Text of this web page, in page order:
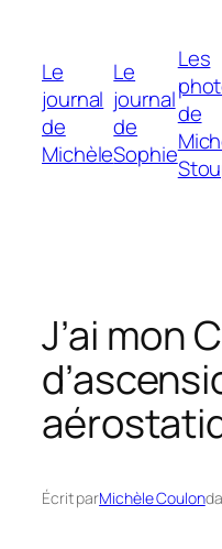
contenu
Le
journal
de
Michèle
Le
journal
de
Sophie
Les
de
J’ai mon
Écrit parMichèle Coulon